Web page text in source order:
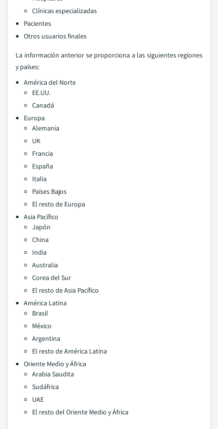
Clínicas especializadas
Pacientes
Otros usuarios finales
La información anterior se proporciona a las siguientes regiones
y países:
América del Norte
EE.UU.
Canadá
Europa
Alemania
UK
Francia
España
Italia
Países Bajos
El resto de Europa
Asia Pacífico
Japón
China
India
Australia
Corea del Sur
El resto de Asia Pacífico
América Latina
Brasil
México
Argentina
El resto de América Latina
Oriente Medio y África
Arabia Saudita
Sudáfrica
UAE
El resto del Oriente Medio y África